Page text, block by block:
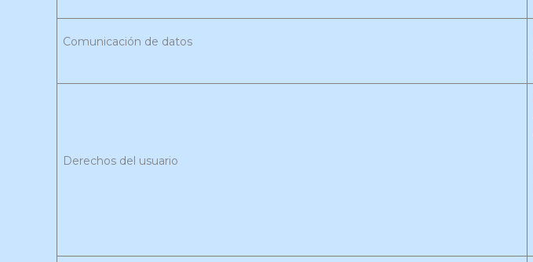
Comunicación de datos
Derechos del usuario